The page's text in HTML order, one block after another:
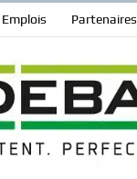
Emplois Partenaires